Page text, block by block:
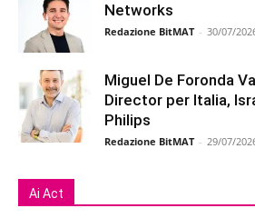
Networks
Redazione BitMAT - 30/07/
Miguel De Foronda
Director per Italia,
Philips
Redazione BitMAT - 29/07/
Ai Act